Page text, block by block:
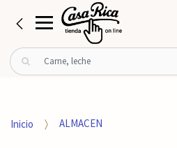
B
u
rInicio ALMACEN